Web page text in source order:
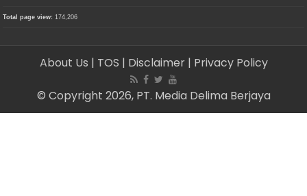
Total page view: 174,206
About Us | TOS | Disclaimer | Privacy Policy
© Copyright 2026, PT. Media Delima Berjaya